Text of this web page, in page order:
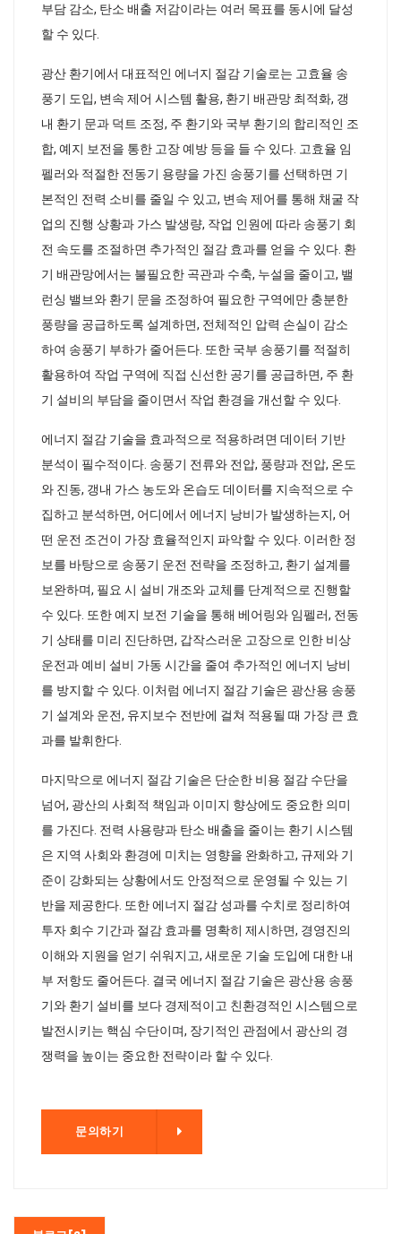
부담 감소, 탄소 배출 저감이라는 여러 목표를 동시에 달성
할 수 있다.
광산 환기에서 대표적인 에너지 절감 기술로는 고효율 송
풍기 도입, 변속 제어 시스템 활용, 환기 배관망 최적화, 갱
내 환기 문과 덕트 조정, 주 환기와 국부 환기의 합리적인 조
합, 예지 보전을 통한 고장 예방 등을 들 수 있다. 고효율 임
펠러와 적절한 전동기 용량을 가진 송풍기를 선택하면 기
본적인 전력 소비를 줄일 수 있고, 변속 제어를 통해 채굴 작
업의 진행 상황과 가스 발생량, 작업 인원에 따라 송풍기 회
전 속도를 조절하면 추가적인 절감 효과를 얻을 수 있다. 환
기 배관망에서는 불필요한 곡관과 수축, 누설을 줄이고, 밸
런싱 밸브와 환기 문을 조정하여 필요한 구역에만 충분한
풍량을 공급하도록 설계하면, 전체적인 압력 손실이 감소
하여 송풍기 부하가 줄어든다. 또한 국부 송풍기를 적절히
활용하여 작업 구역에 직접 신선한 공기를 공급하면, 주 환
기 설비의 부담을 줄이면서 작업 환경을 개선할 수 있다.
에너지 절감 기술을 효과적으로 적용하려면 데이터 기반
분석이 필수적이다. 송풍기 전류와 전압, 풍량과 전압, 온도
와 진동, 갱내 가스 농도와 온습도 데이터를 지속적으로 수
집하고 분석하면, 어디에서 에너지 낭비가 발생하는지, 어
떤 운전 조건이 가장 효율적인지 파악할 수 있다. 이러한 정
보를 바탕으로 송풍기 운전 전략을 조정하고, 환기 설계를
보완하며, 필요 시 설비 개조와 교체를 단계적으로 진행할
수 있다. 또한 예지 보전 기술을 통해 베어링와 임펠러, 전동
기 상태를 미리 진단하면, 갑작스러운 고장으로 인한 비상
운전과 예비 설비 가동 시간을 줄여 추가적인 에너지 낭비
를 방지할 수 있다. 이처럼 에너지 절감 기술은 광산용 송풍
기 설계와 운전, 유지보수 전반에 걸쳐 적용될 때 가장 큰 효
과를 발휘한다.
마지막으로 에너지 절감 기술은 단순한 비용 절감 수단을
넘어, 광산의 사회적 책임과 이미지 향상에도 중요한 의미
를 가진다. 전력 사용량과 탄소 배출을 줄이는 환기 시스템
은 지역 사회와 환경에 미치는 영향을 완화하고, 규제와 기
준이 강화되는 상황에서도 안정적으로 운영될 수 있는 기
반을 제공한다. 또한 에너지 절감 성과를 수치로 정리하여
투자 회수 기간과 절감 효과를 명확히 제시하면, 경영진의
이해와 지원을 얻기 쉬워지고, 새로운 기술 도입에 대한 내
부 저항도 줄어든다. 결국 에너지 절감 기술은 광산용 송풍
기와 환기 설비를 보다 경제적이고 친환경적인 시스템으로
발전시키는 핵심 수단이며, 장기적인 관점에서 광산의 경
쟁력을 높이는 중요한 전략이라 할 수 있다.
문의하기